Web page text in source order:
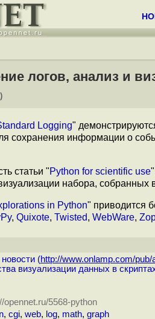
логов, анализ и
Logging"
сохранения информации о
статьи "Python for scientific use
набора, собранных
in Python" приводится
, Quixote, Twisted, WebWare,
(http://www.onlamp.com/pub/
визуализации данных в
opennet.ru/5568-python
, cgi, web, log, math, graph